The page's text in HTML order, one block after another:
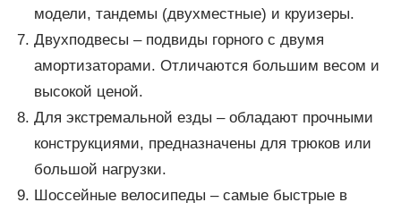
модели, тандемы (двухместные) и круизеры.
Двухподвесы – подвиды горного с двумя
амортизаторами. Отличаются большим весом и
высокой ценой.
Для экстремальной езды – обладают прочными
конструкциями, предназначены для трюков или
большой нагрузки.
Шоссейные велосипеды – самые быстрые в